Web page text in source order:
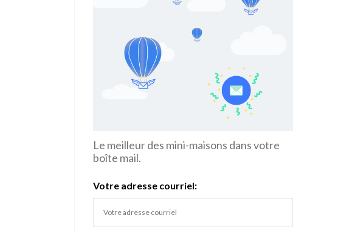
Le meilleur des mini-maisons dans votre
boîte mail.
Votre adresse courriel: